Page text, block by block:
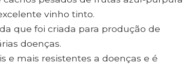
vinho tinto.
que foi criada para produção de
doenças.
e mais resistentes a doenças e é